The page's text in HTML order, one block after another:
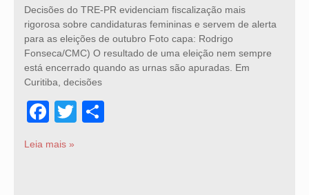
Decisões do TRE-PR evidenciam fiscalização mais
rigorosa sobre candidaturas femininas e servem de alerta
para as eleições de outubro Foto capa: Rodrigo
Fonseca/CMC) O resultado de uma eleição nem sempre
está encerrado quando as urnas são apuradas. Em
Curitiba, decisões
Facebook
Twitter
Leia mais »